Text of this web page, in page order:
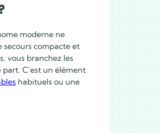
moderne ne
secours compacte et
vous branchez les
C’est un élément
habituels ou une